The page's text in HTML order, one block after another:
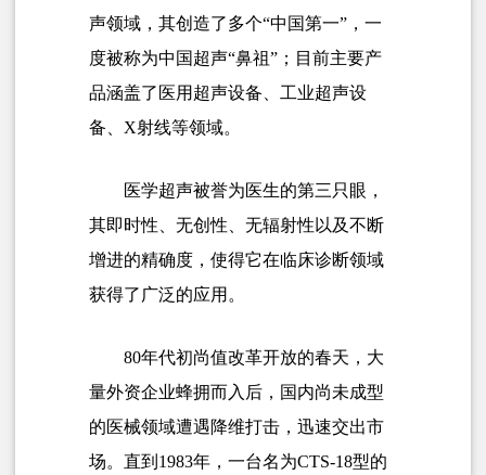
声领域，其创造了多个“中国第一”，一
度被称为中国超声“鼻祖”；目前主要产
品涵盖了医用超声设备、工业超声设
备、X射线等领域。
医学超声被誉为医生的第三只眼，
其即时性、无创性、无辐射性以及不断
增进的精确度，使得它在临床诊断领域
获得了广泛的应用。
80年代初尚值改革开放的春天，大
量外资企业蜂拥而入后，国内尚未成型
的医械领域遭遇降维打击，迅速交出市
场。直到1983年，一台名为CTS-18型的